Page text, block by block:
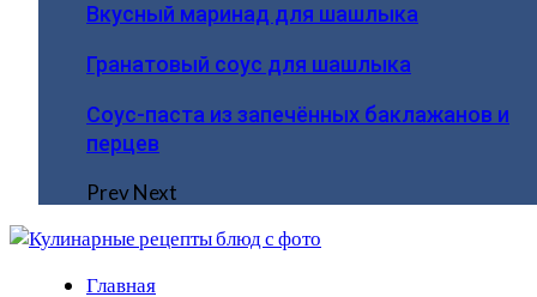
Вкусный маринад для шашлыка
Гранатовый соус для шашлыка
Соус-паста из запечённых баклажанов и
перцев
PrevNext
Главная